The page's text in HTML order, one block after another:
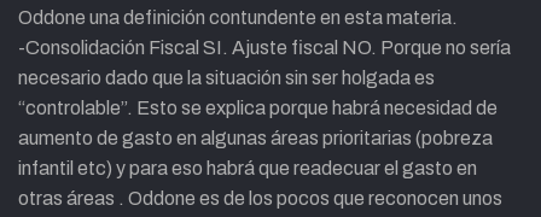
Oddone una definición contundente en esta materia.
-Consolidación Fiscal SI. Ajuste fiscal NO. Porque no sería
necesario dado que la situación sin ser holgada es
“controlable”. Esto se explica porque habrá necesidad de
aumento de gasto en algunas áreas prioritarias (pobreza
infantil etc) y para eso habrá que readecuar el gasto en
otras áreas . Oddone es de los pocos que reconocen unos